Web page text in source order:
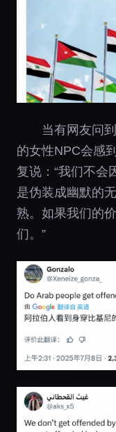
当有网友问
的女性NPC会感
复说：“我们不会
是伪装成幽默的
熟。如果我们的
们。”